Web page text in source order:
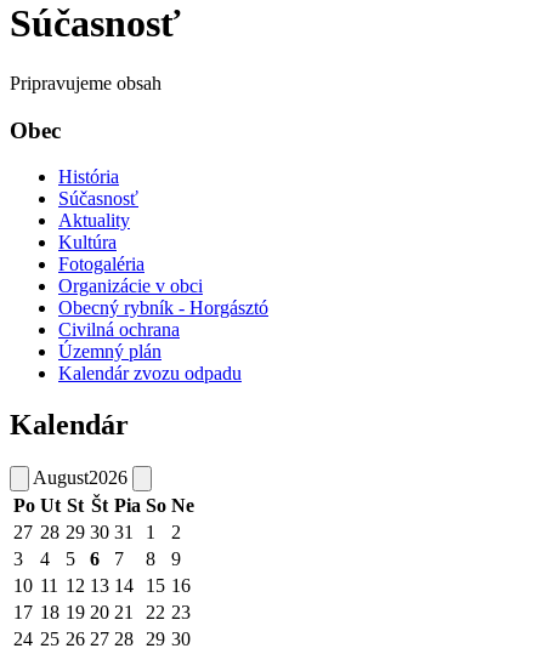
Súčasnosť
Pripravujeme obsah
Obec
História
Súčasnosť
Aktuality
Kultúra
Fotogaléria
Organizácie v obci
Obecný rybník - Horgásztó
Civilná ochrana
Územný plán
Kalendár zvozu odpadu
Kalendár
August2026
Po Ut St Št Pia So Ne
27 28 29 30 31 1
2
3
4 5 6 7 8
9
10 11 12 13 14 15 16
17 18 19 20 21 22 23
24 25 26 27 28 29 30